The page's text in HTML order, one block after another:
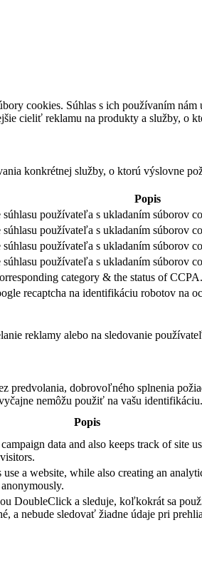
cookies. Súhlas s ich používaním
cieliť reklamu na produkty a služby, o
konkrétnej služby, o ktorú výslovne
Popis
používateľa s ukladaním súborov
používateľa s ukladaním súborov
používateľa s ukladaním súborov
používateľa s ukladaním súborov
category & the status of
recaptcha na identifikáciu robotov na
reklamy alebo na sledovanie
predvolania, dobrovoľného splnenia
nemôžu použiť na vašu identifikáciu.
Popis
data and also keeps track of site
a website, while also creating an
DoubleClick a sleduje, koľkokrát sa
a nebude sledovať žiadne údaje pri